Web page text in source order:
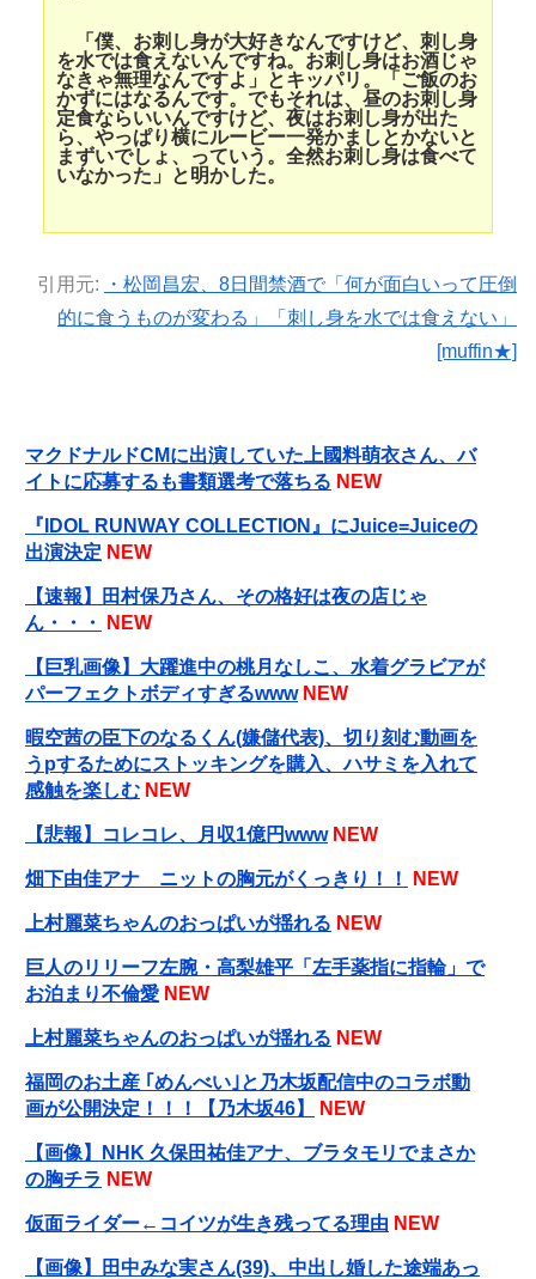
「僕、お刺し身が大好きなんですけど、刺し身
を水では食えないんですね。お刺し身はお酒じゃ
なきゃ無理なんですよ」とキッパリ。「ご飯のお
かずにはなるんです。でもそれは、昼のお刺し身
定食ならいいんですけど、夜はお刺し身が出た
ら、やっぱり横にルービー一発かましとかないと
まずいでしょ、っていう。全然お刺し身は食べて
いなかった」と明かした。
引用元:
・松岡昌宏、8日間禁酒で「何が面白いって圧倒
的に食うものが変わる」「刺し身を水では食えない」
[muffin★]
マクドナルドCMに出演していた上國料萌衣さん、バ
イトに応募するも書類選考で落ちる NEW
『IDOL RUNWAY COLLECTION』にJuice=Juiceの
出演決定 NEW
【速報】田村保乃さん、その格好は夜の店じゃ
ん・・・
NEW
【巨乳画像】大躍進中の桃月なしこ、水着グラビアが
パーフェクトボディすぎるwww NEW
暇空茜の臣下のなるくん(嫌儲代表)、切り刻む動画を
うpするためにストッキングを購入、ハサミを入れて
感触を楽しむ NEW
【悲報】コレコレ、月収1億円www NEW
畑下由佳アナ ニットの胸元がくっきり！！ NEW
上村麗菜ちゃんのおっぱいが揺れる NEW
巨人のリリーフ左腕・高梨雄平「左手薬指に指輪」で
お泊まり不倫愛 NEW
上村麗菜ちゃんのおっぱいが揺れる NEW
福岡のお土産 ｢めんべい｣と乃木坂配信中のコラボ動
画が公開決定！！！【乃木坂46】
NEW
【画像】NHK 久保田祐佳アナ、ブラタモリでまさか
の胸チラ NEW
仮面ライダー←コイツが生き残ってる理由 NEW
【画像】田中みな実さん(39)、中出し婚した途端あっ